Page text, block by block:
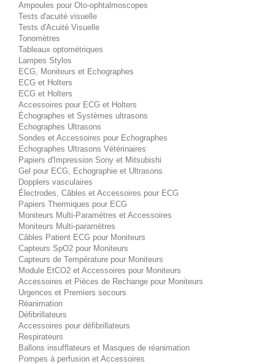
Ampoules pour Oto-ophtalmoscopes
Tests d'acuité visuelle
Tests d'Acuité Visuelle
Tonomètres
Tableaux optométriques
Lampes Stylos
ECG, Moniteurs et Echographes
ECG et Holters
ECG et Holters
Accessoires pour ECG et Holters
Échographes et Systèmes ultrasons
Echographes Ultrasons
Sondes et Accessoires pour Echographes
Echographes Ultrasons Vétérinaires
Papiers d'Impression Sony et Mitsubishi
Gel pour ECG, Echographie et Ultrasons
Dopplers vasculaires
Électrodes, Câbles et Accessoires pour ECG
Papiers Thermiques pour ECG
Moniteurs Multi-Paramètres et Accessoires
Moniteurs Multi-paramètres
Câbles Patient ECG pour Moniteurs
Capteurs SpO2 pour Moniteurs
Capteurs de Température pour Moniteurs
Module EtCO2 et Accessoires pour Moniteurs
Accessoires et Pièces de Rechange pour Moniteurs
Urgences et Premiers secours
Réanimation
Défibrillateurs
Accessoires pour défibrillateurs
Respirateurs
Ballons insufflateurs et Masques de réanimation
Pompes à perfusion et Accessoires